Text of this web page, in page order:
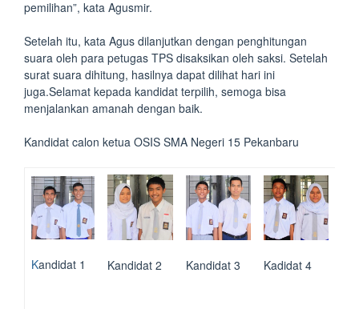
pemilihan”, kata Agusmir.
Setelah itu, kata Agus dilanjutkan dengan penghitungan
suara oleh para petugas TPS disaksikan oleh saksi. Setelah
surat suara dihitung, hasilnya dapat dilihat hari ini
juga.Selamat kepada kandidat terpilih, semoga bisa
menjalankan amanah dengan baik.
Kandidat calon ketua OSIS SMA Negeri 15 Pekanbaru
Kandidat 1 Kandidat 2 Kandidat 3 Kadidat 4